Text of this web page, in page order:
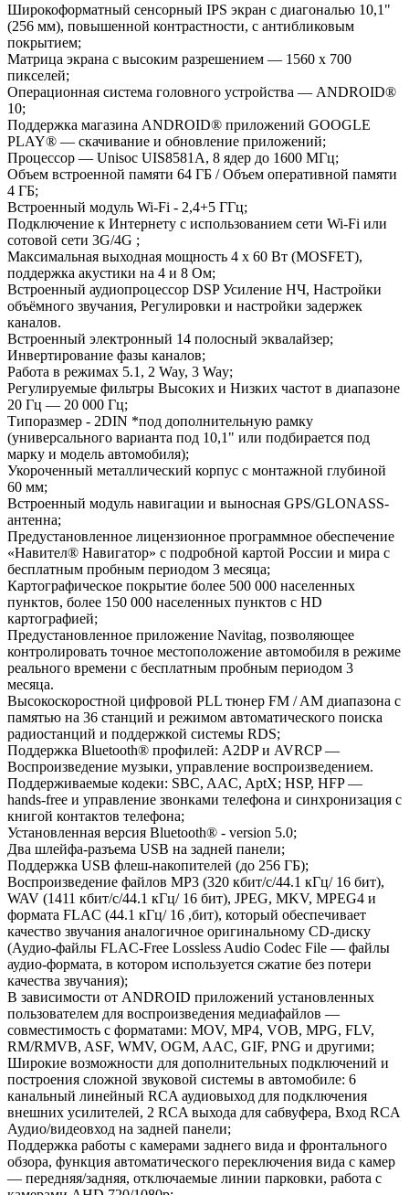
Широкоформатный сенсорный IPS экран с диагональю 10,1"
(256 мм), повышенной контрастности, с антибликовым
покрытием;
Матрица экрана с высоким разрешением — 1560 х 700
пикселей;
Операционная система головного устройства — ANDROID®
10;
Поддержка магазина ANDROID® приложений GOOGLE
PLAY® — скачивание и обновление приложений;
Процессор — Unisoc UIS8581A, 8 ядер до 1600 МГц;
Объем встроенной памяти 64 ГБ / Объем оперативной памяти
4 ГБ;
Встроенный модуль Wi-Fi - 2,4+5 ГГц;
Подключение к Интернету с использованием сети Wi-Fi или
сотовой сети 3G/4G ;
Максимальная выходная мощность 4 х 60 Вт (MOSFET),
поддержка акустики на 4 и 8 Ом;
Встроенный аудиопроцессор DSP Усиление НЧ, Настройки
объёмного звучания, Регулировки и настройки задержек
каналов.
Встроенный электронный 14 полосный эквалайзер;
Инвертирование фазы каналов;
Работа в режимах 5.1, 2 Way, 3 Way;
Регулируемые фильтры Высоких и Низких частот в диапазоне
20 Гц — 20 000 Гц;
Типоразмер - 2DIN *под дополнительную рамку
(универсального варианта под 10,1" или подбирается под
марку и модель автомобиля);
Укороченный металлический корпус с монтажной глубиной
60 мм;
Встроенный модуль навигации и выносная GPS/GLONASS-
антенна;
Предустановленное лицензионное программное обеспечение
«Навител® Навигатор» с подробной картой России и мира с
бесплатным пробным периодом 3 месяца;
Картографическое покрытие более 500 000 населенных
пунктов, более 150 000 населенных пунктов с HD
картографией;
Предустановленное приложение Navitag, позволяющее
контролировать точное местоположение автомобиля в режиме
реального времени с бесплатным пробным периодом 3
месяца.
Высокоскоростной цифровой PLL тюнер FM / AM диапазона с
памятью на 36 станций и режимом автоматического поиска
радиостанций и поддержкой системы RDS;
Поддержка Bluetooth® профилей: A2DP и AVRCP —
Воспроизведение музыки, управление воспроизведением.
Поддерживаемые кодеки: SBC, AAC, AptX; HSP, HFP —
hands-free и управление звонками телефона и синхронизация с
книгой контактов телефона;
Установленная версия Bluetooth® - version 5.0;
Два шлейфа-разъема USB на задней панели;
Поддержка USB флеш-накопителей (до 256 ГБ);
Воспроизведение файлов MP3 (320 кбит/с/44.1 кГц/ 16 бит),
WAV (1411 кбит/с/44.1 кГц/ 16 бит), JPEG, MKV, MPEG4 и
формата FLAC (44.1 кГц/ 16 ,бит), который обеспечивает
качество звучания аналогичное оригинальному CD-диску
(Аудио-файлы FLAC-Free Lossless Audio Codec File — файлы
аудио-формата, в котором используется сжатие без потери
качества звучания);
В зависимости от ANDROID приложений установленных
пользователем для воспроизведения медиафайлов —
совместимость с форматами: MOV, MP4, VOB, MPG, FLV,
RM/RMVB, ASF, WMV, OGM, AAC, GIF, PNG и другими;
Широкие возможности для дополнительных подключений и
построения сложной звуковой системы в автомобиле: 6
канальный линейный RCA аудиовыход для подключения
внешних усилителей, 2 RCA выхода для сабвуфера, Вход RCA
Аудио/видеовход на задней панели;
Поддержка работы с камерами заднего вида и фронтального
обзора, функция автоматического переключения вида с камер
— передняя/задняя, отключаемые линии парковки, работа с